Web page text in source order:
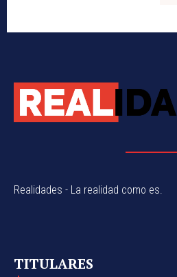
Realidades - La realidad como es.
TITULARES